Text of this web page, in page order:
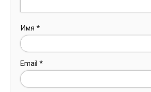
Имя *
Email *